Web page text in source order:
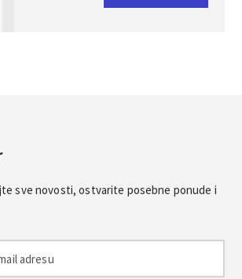
sve novosti, ostvarite posebne ponude i